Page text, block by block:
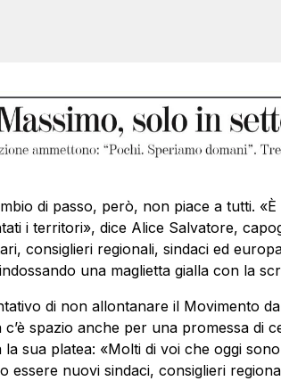
di passo, però, non piace a tutti.
i territori», dice Alice Salvatore,
consiglieri regionali, sindaci ed
una maglietta gialla con la
di non allontanare il Movimento
c’è spazio anche per una promessa di
la sua platea: «Molti di voi che oggi
essere nuovi sindaci, consiglieri